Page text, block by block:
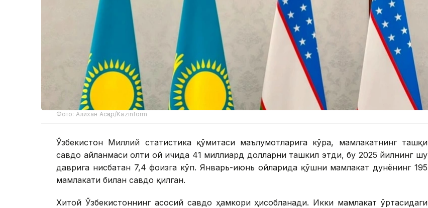
Фото: Алихан Асқар/Kazinform
Ўзбекистон Миллий статистика қўмитаси маълумотларига кўра, мамлакатнинг ташқи
савдо айланмаси олти ой ичида 41 миллиард долларни ташкил этди, бу 2025 йилнинг шу
даврига нисбатан 7,4 фоизга кўп. Январь-июнь ойларида қўшни мамлакат дунёнинг 195
мамлакати билан савдо қилган.
Хитой Ўзбекистоннинг асосий савдо ҳамкори ҳисобланади. Икки мамлакат ўртасидаги